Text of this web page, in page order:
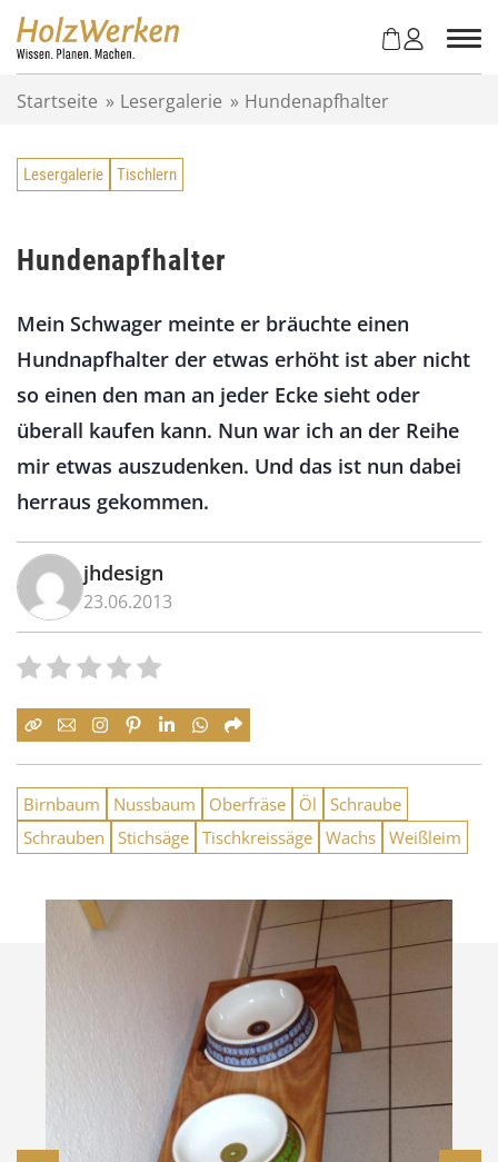
Startseite » Lesergalerie » Hundenapfhalter
Lesergalerie Tischlern
Hundenapfhalter
Mein Schwager meinte er bräuchte einen
Hundnapfhalter der etwas erhöht ist aber nicht
so einen den man an jeder Ecke sieht oder
überall kaufen kann. Nun war ich an der Reihe
mir etwas auszudenken. Und das ist nun dabei
herraus gekommen.
jhdesign
23.06.2013
Birnbaum Nussbaum Oberfräse Öl
Schraube
Schrauben
Stichsäge Tischkreissäge Wachs Weißleim